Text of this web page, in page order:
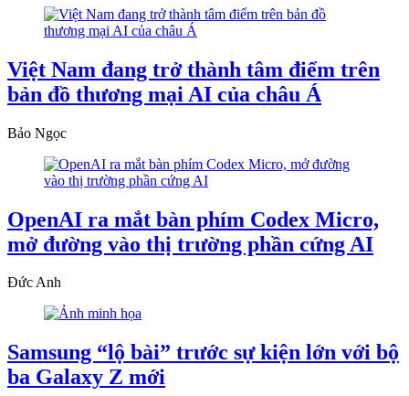
Việt Nam đang trở thành tâm điểm trên
bản đồ thương mại AI của châu Á
Bảo Ngọc
OpenAI ra mắt bàn phím Codex Micro,
mở đường vào thị trường phần cứng AI
Đức Anh
Samsung “lộ bài” trước sự kiện lớn với bộ
ba Galaxy Z mới